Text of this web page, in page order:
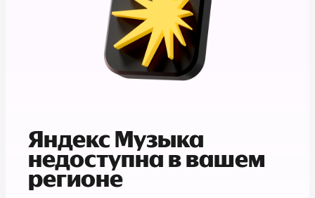
Яндекс Музыка
недоступна в вашем
регионе